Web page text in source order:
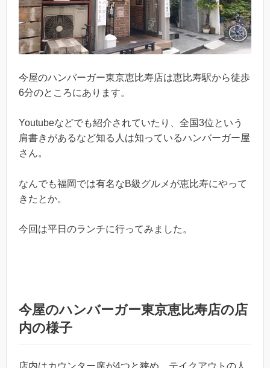
今屋のハンバーガー東京恵比寿店は恵比寿駅から徒歩
6分のところにあります。
Youtubeなどでも紹介されていたり、全国3位という
肩書きがあるなど知る人は知っているハンバーガー屋
さん。
なんでも福岡では有名なB級グルメが恵比寿にやって
きたとか。
今回は平日のランチに行ってみました。
今屋のハンバーガー東京恵比寿店の店
内の様子
店内はカウンター席が4つと狭め。テイクアウトの人